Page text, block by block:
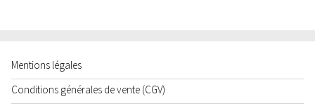
Mentions légales
Conditions générales de vente (CGV)